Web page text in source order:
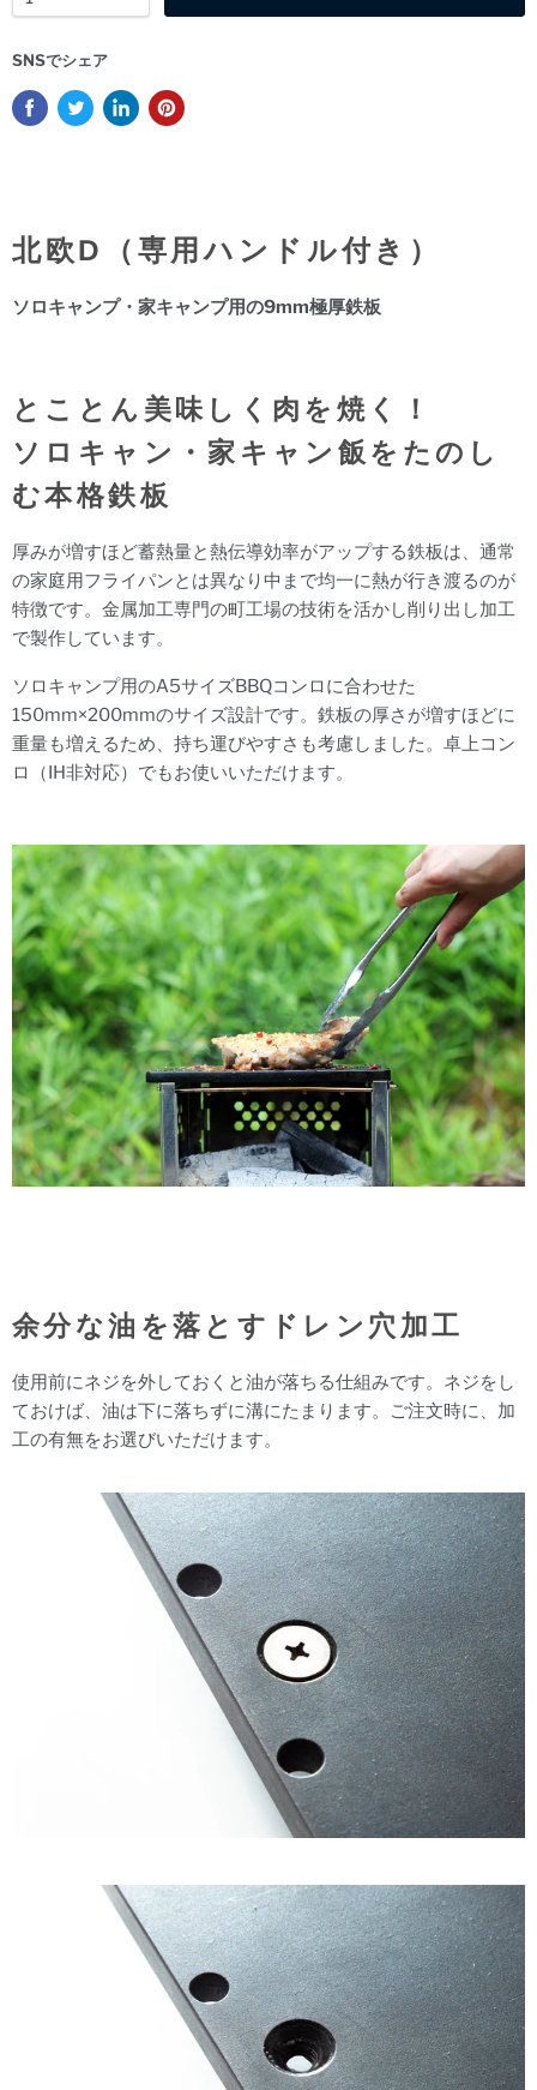
SNSでシェア
北欧D（ 専用ハンドル付き）
ソロキャンプ・家キャンプ用の9mm極厚鉄板
とことん美味しく肉を焼く！
ソロキャン・家キャン飯をたのし
む本格鉄板
厚みが増すほど蓄熱量と熱伝導効率がアップする鉄板は、通常
の家庭用フライパンとは異なり中まで均一に熱が行き渡るのが
特徴です。金属加工専門の町工場の技術を活かし削り出し加工
で製作しています。
ソロキャンプ用のA5サイズBBQコンロに合わせた
150mm×200mmのサイズ設計です。鉄板の厚さが増すほどに
重量も増えるため、持ち運びやすさも考慮しました。 卓上コン
ロ（IH非対応）でもお使いいただけます。
余分な油を落とすドレン穴加工
使用前にネジを外しておくと油が落ちる仕組みです。ネジをし
ておけば、油は下に落ちずに溝にたまります。ご注文時に、加
工の有無をお選びいただけます。